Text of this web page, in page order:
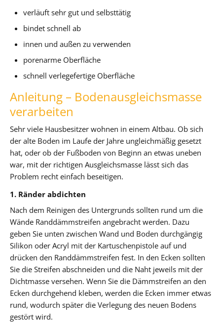
verläuft sehr gut und selbsttätig
bindet schnell ab
innen und außen zu verwenden
porenarme Oberfläche
schnell verlegefertige Oberfläche
Anleitung – Bodenausgleichsmasse
verarbeiten
Sehr viele Hausbesitzer wohnen in einem Altbau. Ob sich
der alte Boden im Laufe der Jahre ungleichmäßig gesetzt
hat, oder ob der Fußboden von Beginn an etwas uneben
war, mit der richtigen Ausgleichsmasse lässt sich das
Problem recht einfach beseitigen.
1. Ränder abdichten
Nach dem Reinigen des Untergrunds sollten rund um die
Wände Randdämmstreifen angebracht werden. Dazu
geben Sie unten zwischen Wand und Boden durchgängig
Silikon oder Acryl mit der Kartuschenpistole auf und
drücken den Randdämmstreifen fest. In den Ecken sollten
Sie die Streifen abschneiden und die Naht jeweils mit der
Dichtmasse versehen. Wenn Sie die Dämmstreifen an den
Ecken durchgehend kleben, werden die Ecken immer etwas
rund, wodurch später die Verlegung des neuen Bodens
gestört wird.